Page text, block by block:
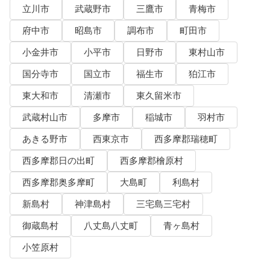
立川市
武蔵野市 三鷹市
青梅市
府中市
昭島市 調布市
町田市
小金井市
小平市 日野市
東村山市
国分寺市
国立市 福生市
狛江市
東大和市
清瀬市
東久留米市
武蔵村山市
多摩市 稲城市
羽村市
あきる野市
西東京市
西多摩郡瑞穂町
西多摩郡日の出町
西多摩郡檜原村
西多摩郡奥多摩町
大島町
利島村
新島村
神津島村
三宅島三宅村
御蔵島村
八丈島八丈町
青ヶ島村
小笠原村